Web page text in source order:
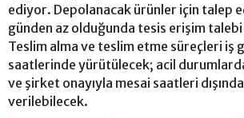
ediyor. Depolanacak ürünler için talep
günden az olduğunda tesis erişim
Teslim alma ve teslim etme süreçleri iş
saatlerinde yürütülecek; acil
ve şirket onayıyla mesai saatleri
verilebilecek.